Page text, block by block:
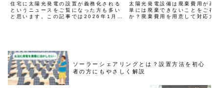
住宅に太陽光発電の設置が義務化される
というニュースをご覧になった方も多い
と思います。この記事では2026年1月時
太陽光発電設備は廃棄費用が高
単には廃棄できないことをご存
か？廃棄費用を用意して対応方
ソーラーシェアリングとは？設置方法を初心
者の方にもやさしく解説